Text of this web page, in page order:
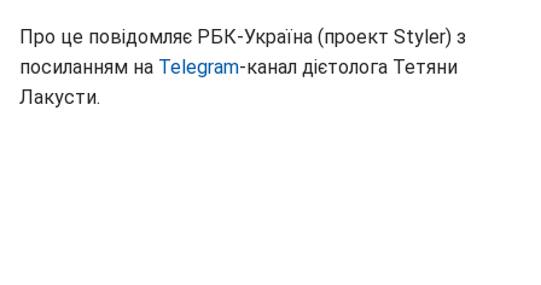
Про це повідомляє РБК-Україна (проект Styler) з
посиланням на Telegram-канал дієтолога Тетяни
Лакусти.